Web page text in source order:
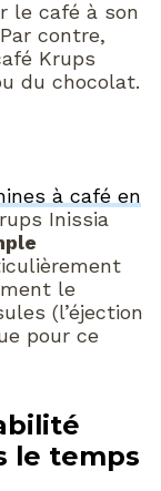
le café à son
contre,
Krups
du chocolat.
à café en
Inissia
le
(l’éjection
pour ce
le temps